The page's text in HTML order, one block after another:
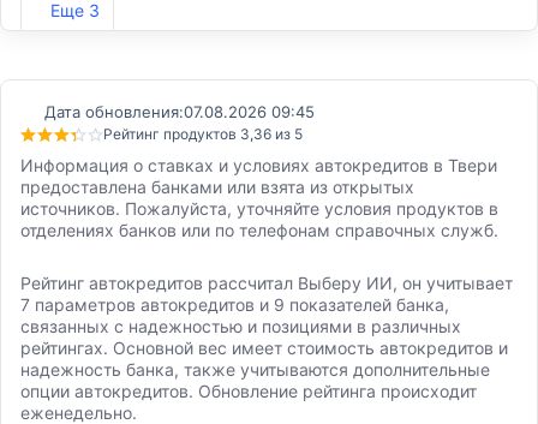
Еще 3
Дата обновления:07.08.2026 09:45
Рейтинг продуктов 3,36 из 5
Информация о ставках и условиях автокредитов в Твери
предоставлена банками или взята из открытых
источников. Пожалуйста, уточняйте условия продуктов в
отделениях банков или по телефонам справочных служб.
Рейтинг автокредитов рассчитал Выберу ИИ, он учитывает
7 параметров автокредитов и 9 показателей банка,
связанных с надежностью и позициями в различных
рейтингах. Основной вес имеет стоимость автокредитов и
надежность банка, также учитываются дополнительные
опции автокредитов. Обновление рейтинга происходит
еженедельно.